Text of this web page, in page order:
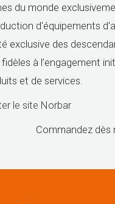
du monde
d'équipements
exclusive des
à l’engagement
et de services.
le site Norbar
Commandez dès